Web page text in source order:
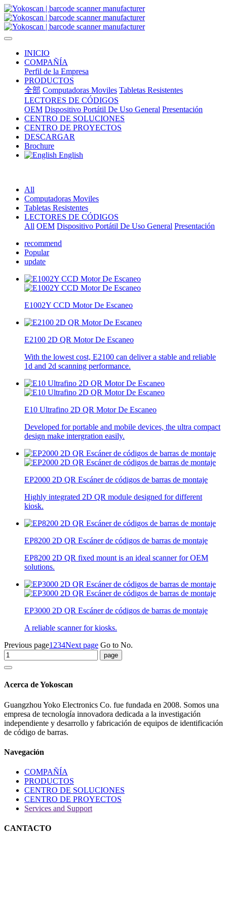
INICIO
COMPAÑÍA
Perfil de la Empresa
PRODUCTOS
全部 Computadoras Moviles Tabletas Resistentes
LECTORES DE CÓDIGOS
OEM Dispositivo Portátil De Uso General Presentación
CENTRO DE SOLUCIONES
CENTRO DE PROYECTOS
DESCARGAR
Brochure
English
All
Computadoras Moviles
Tabletas Resistentes
LECTORES DE CÓDIGOS
All OEM Dispositivo Portátil De Uso General Presentación
recommend
Popular
update
E1002Y CCD Motor De Escaneo
E2100 2D QR Motor De Escaneo
With the lowest cost, E2100 can deliver a stable and reliable
1d and 2d scanning performance.
E10 Ultrafino 2D QR Motor De Escaneo
Developed for portable and mobile devices, the ultra compact
design make intergration easily.
EP2000 2D QR Escáner de códigos de barras de montaje
Highly integrated 2D QR module designed for different
kiosk.
EP8200 2D QR Escáner de códigos de barras de montaje
EP8200 2D QR fixed mount is an ideal scanner for OEM
solutions.
EP3000 2D QR Escáner de códigos de barras de montaje
A reliable scanner for kiosks.
Previous page1 234Next page Go to No.
Acerca de Yokoscan
Guangzhou Yoko Electronics Co. fue fundada en 2008. Somos una
empresa de tecnología innovadora dedicada a la investigación
independiente y desarrollo y fabricación de equipos de identificación
de código de barras.
Navegación
COMPAÑÍA
PRODUCTOS
CENTRO DE SOLUCIONES
CENTRO DE PROYECTOS
Services and Support
CANTACTO